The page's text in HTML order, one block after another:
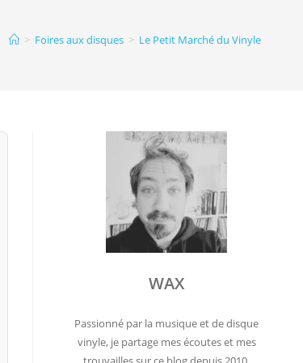
> Foires aux disques > Le Petit Marché du Vinyle
WAX
Passionné par la musique et de disque
vinyle, je partage mes écoutes et mes